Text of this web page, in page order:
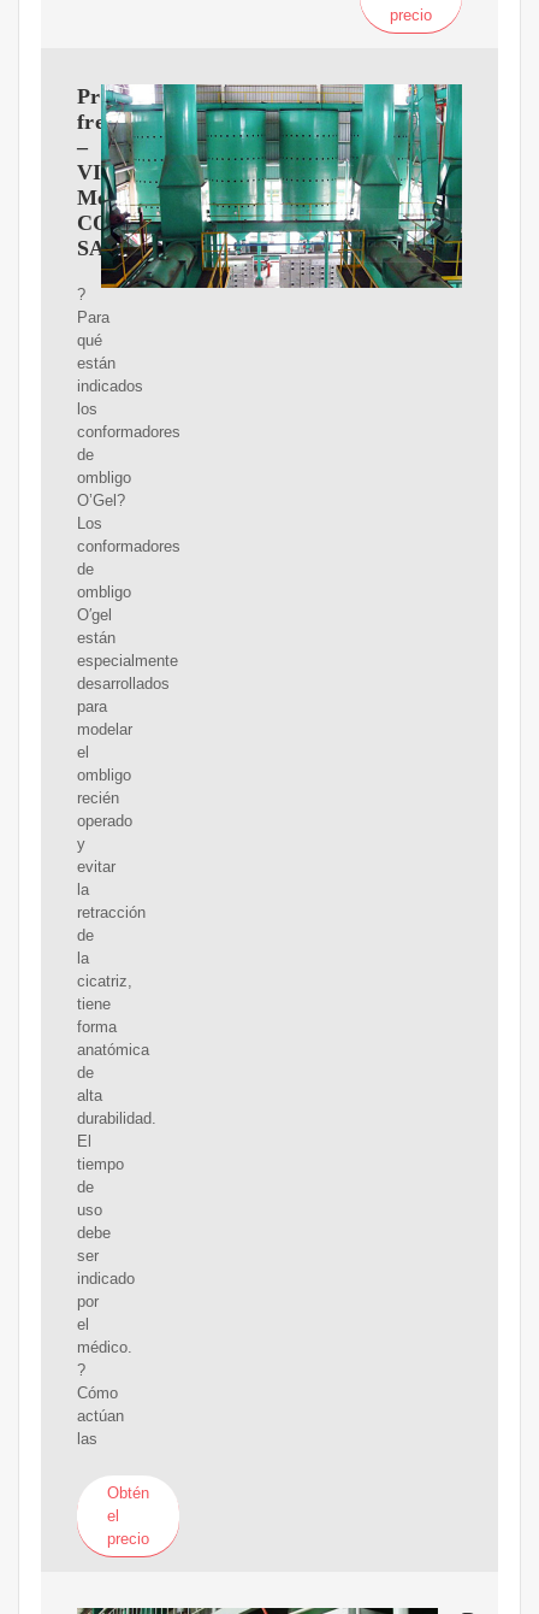
precio
Preguntas
frecuentes
–
VISIóN
MéDICA
COLOMBIA
SAS
?
Para
qué
están
indicados
los
conformadores
de
ombligo
O’Gel?
Los
conformadores
de
ombligo
O′gel
están
especialmente
desarrollados
para
modelar
el
ombligo
recién
operado
y
evitar
la
retracción
de
la
cicatriz,
tiene
forma
anatómica
de
alta
durabilidad.
El
tiempo
de
uso
debe
ser
indicado
por
el
médico.
?
Cómo
actúan
las
Obtén
el
precio